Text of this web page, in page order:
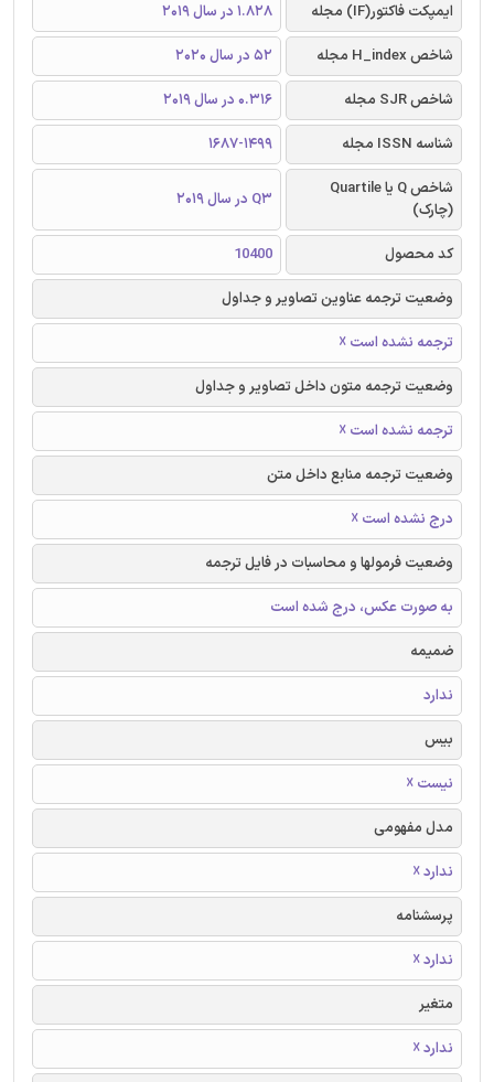
ایمپکت فاکتور(IF) مجله
1.828 در سال 2019
شاخص H_index مجله
52 در سال 2020
شاخص SJR مجله
0.316 در سال 2019
شناسه ISSN مجله
1687-1499
شاخص Q یا Quartile
(چارک)
Q3 در سال 2019
کد محصول
10400
وضعیت ترجمه عناوین تصاویر و جداول
ترجمه نشده است ☓
وضعیت ترجمه متون داخل تصاویر و جداول
ترجمه نشده است ☓
وضعیت ترجمه منابع داخل متن
درج نشده است ☓
وضعیت فرمولها و محاسبات در فایل ترجمه
به صورت عکس، درج شده است
ضمیمه
ندارد
بیس
نیست ☓
مدل مفهومی
ندارد ☓
پرسشنامه
ندارد ☓
متغیر
ندارد ☓